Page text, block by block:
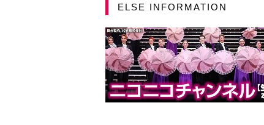
ELSE INFORMATION